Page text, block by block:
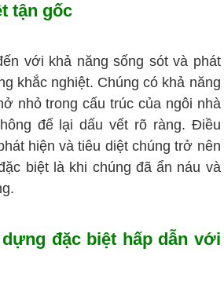
tận gốc
với khả năng sống sót và phát
khắc nghiệt. Chúng có khả năng
nhỏ trong cấu trúc của ngôi nhà
để lại dấu vết rõ ràng. Điều
hiện và tiêu diệt chúng trở nên
biệt là khi chúng đã ẩn náu và
đặc biệt hấp dẫn với